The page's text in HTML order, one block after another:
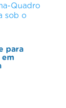
Quadro
sob o
para